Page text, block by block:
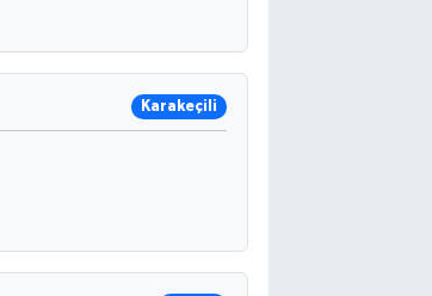
Karakeçili